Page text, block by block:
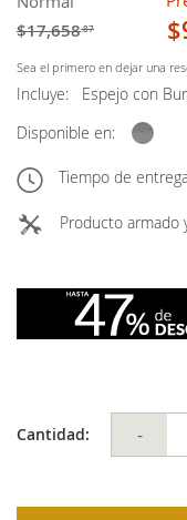
$17,658.87
Sea el primero en dejar una
Incluye:
Espejo con
Disponible en:
Tiempo de
Producto armado
Cantidad: -